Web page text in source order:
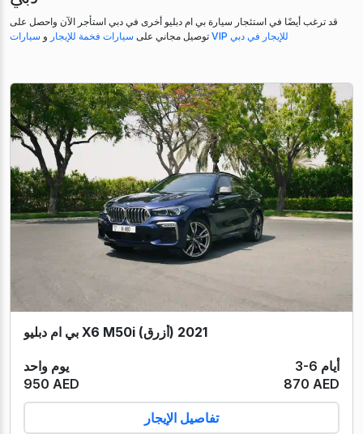
قد ترغب أيضًا في استئجار سيارة بي ام دبليو أخرى في دبي استأجر الآن واحصل على
توصيل مجاني على سيارات فخمة للإيجار و سيارات VIP للإيجار في دبي
بي ام دبليو X6 M50i (أزرق) 2021
يوم واحد
3-6 أيام
950 AED
870 AED
تفاصيل الإيجار